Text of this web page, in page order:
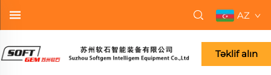
AZ
Təklif alın